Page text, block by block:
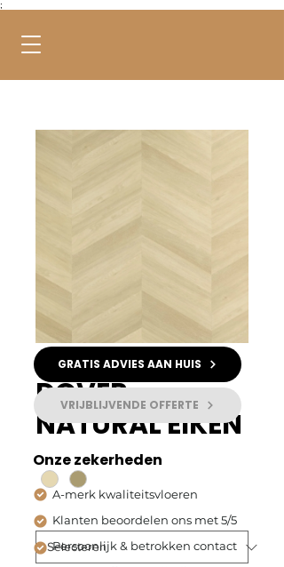
;
DOVER
NATURAL EIKEN
Kleur
Type PVC
GRATIS ADVIES AAN HUIS
VRIJBLIJVENDE OFFERTE
Onze zekerheden
A-merk kwaliteitsvloeren
Klanten beoordelen ons met 5/5
Persoonlijk & betrokken contact